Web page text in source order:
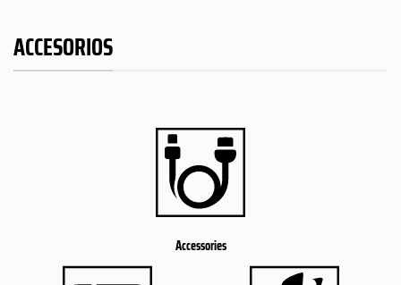
ACCESORIOS
Accessories